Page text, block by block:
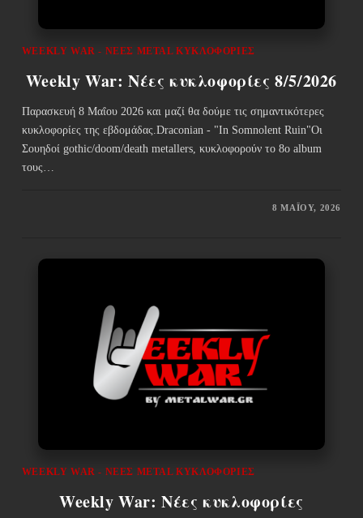
WEEKLY WAR - ΝΈΕΣ METAL ΚΥΚΛΟΦΟΡΊΕΣ
Weekly War: Νέες κυκλοφορίες 8/5/2026
Παρασκευή 8 Μαΐου 2026 και μαζί θα δούμε τις σημαντικότερες
κυκλοφορίες της εβδομάδας.Draconian - "In Somnolent Ruin"Οι
Σουηδοί gothic/doom/death metallers, κυκλοφορούν το 8ο album
τους…
8 ΜΑΪ́ΟΥ, 2026
WEEKLY WAR - ΝΈΕΣ METAL ΚΥΚΛΟΦΟΡΊΕΣ
Weekly War: Νέες κυκλοφορίες